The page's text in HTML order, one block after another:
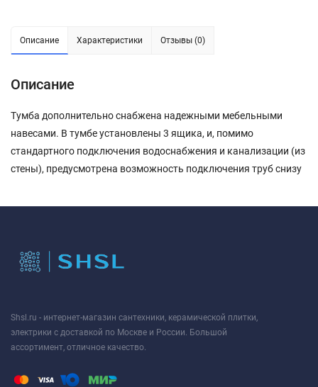
Описание Характеристики Отзывы (0)
Описание
Тумба дополнительно снабжена надежными мебельными
навесами. В тумбе установлены 3 ящика, и, помимо
стандартного подключения водоснабжения и канализации (из
стены), предусмотрена возможность подключения труб снизу
Shsl.ru - интернет-магазин сантехники, керамической плитки,
электрики с доставкой по Москве и России. Большой
ассортимент, отличное качество.